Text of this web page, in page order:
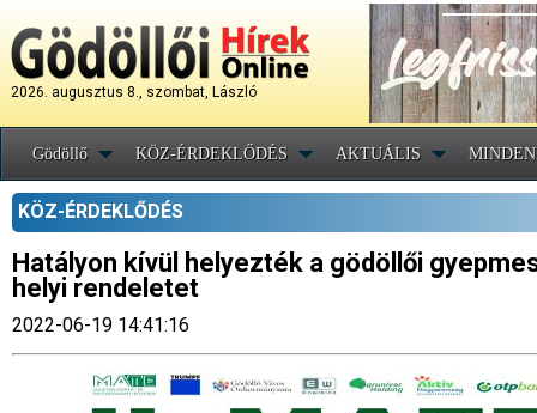
2026. augusztus 8., szombat, László
Gödöllő KÖZ-ÉRDEKLŐDÉS AKTUÁLIS
KÖZ-ÉRDEKLŐDÉS
Hatályon kívül helyezték a gödöllői
helyi rendeletet
2022-06-19 14:41:16